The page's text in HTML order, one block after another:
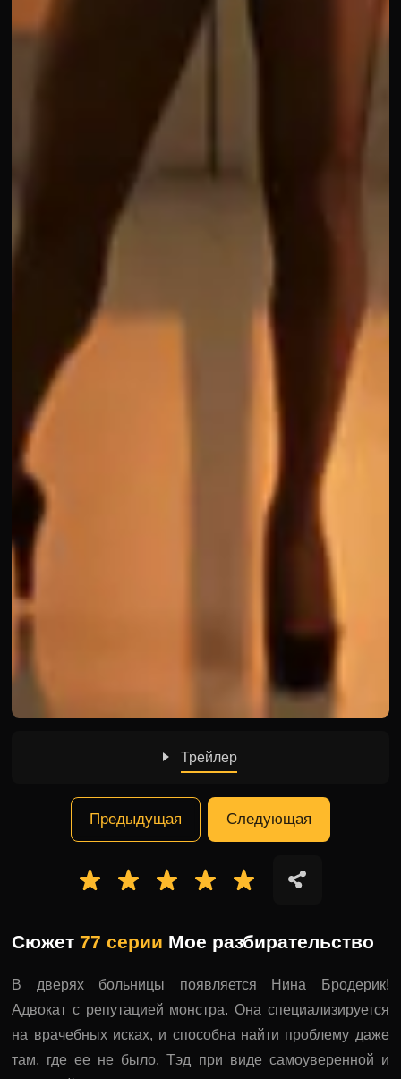
Трейлер
Предыдущая Следующая
Сюжет 77 серии Мое разбирательство
В дверях больницы появляется Нина Бродерик!
Адвокат с репутацией монстра. Она специализируется
на врачебных исках, и способна найти проблему даже
там, где ее не было. Тэд при виде самоуверенной и